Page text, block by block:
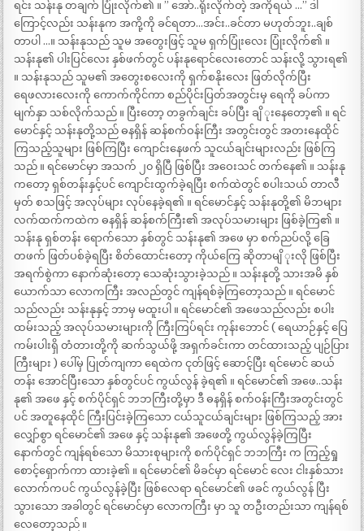
ရင်း သန်းနု တချက် ပြုံးလိုက်၏ ။ ” အော်..ရိုးလိုက်တဲ့ အကိုရယ် …” ဒါ
ကြောင့်လည်း သန်းနုက အကို့ကို ခင်ရတာ…အင်း..ခင်တာ မဟုတ်ဘူး..ချစ်
တာပါ …။ သန်းနုသည် သူမ အတွေးဖြင့် သူမ ရှက်ပြုံးလေး ပြုံးလိုက်၏ ။
သန်းနု၏ ပါးပြင်လေး နှစ်ဖက်တွင် ပန်းနုရောင်လေးတောင် သန်းလို့ သွားရ၏
။ သန်းနုသည် သူမ၏ အတွေးစလေးကို ရှက်စနိုးလေး ဖြတ်လိုက်ပြီး
ရေဖလားလေးကို ကောက်ကိုင်ကာ စည်ပိုင်းပြတ်အတွင်းမှ ရေကို ခပ်ကာ
မျက်နှာ သစ်လိုက်သည် ။ ပြီးတော့ တခွက်ချင်း ခပ်ပြီး ချိ ုးနေတော့၏ ။ ရင်
မောင်နှင့် သန်းနုတို့သည် ဓနရှိန် ဆန်စက်ဝန်းကြီး အတွင်းတွင် အတးနေထိုင်
ကြသည့်သူများ ဖြစ်ကြပြီး ကျောင်းနေဖက် သူငယ်ချင်းများလည်း ဖြစ်ကြ
သည် ။ ရင်မောင်မှာ အသက် ၂၀ ရှိပြီ ဖြစ်ပြီး အဝေးသင် တက်နေ၏ ။ သန်းနု
ကတော့ ရှစ်တန်းနှင့်ပင် ကျောင်းထွက်ခဲ့ရပြီး စက်ထဲတွင် စပါးသယ် တာလီ
မှတ် စသဖြင့် အလုပ်များ လုပ်နေခဲ့ရ၏ ။ ရင်မောင်နှင့် သန်းနုတို့၏ မိဘများ
လက်ထက်ကထဲက ဓနရှိန် ဆန်စက်ကြီး၏ အလုပ်သမားများ ဖြစ်ခဲ့ကြ၏ ။
သန်းနု ရှစ်တန်း ရောက်သော နှစ်တွင် သန်းနု၏ အဖေ မှာ စက်ညပ်လို့ ခြေ
တဖက် ဖြတ်ပစ်ခဲ့ရပြီး စိတ်ထောင်းတော့ ကိုယ်ကြေ ဆိုတာမျိ ုးလို ဖြစ်ပြီး
အရက်စွဲကာ နောက်ဆုံးတော့ သေဆုံးသွားခဲ့သည် ။ သန်းနုတို့ သားအမိ နှစ်
ယောက်သာ လောကကြီး အလည်တွင် ကျန်ရစ်ခဲ့ကြတော့သည် ။ ရင်မောင်
သည်လည်း သန်းနုနှင့် ဘာမှ မထူးပါ ။ ရင်မောင်၏ အဖေသည်လည်း စပါး
ထမ်းသည့် အလုပ်သမားများကို ကြီးကြပ်ရင်း ကုန်းဘောင် ( ရေယာဉ်နှင့် ပြေ
ကမ်းပါးရှိ တံတားတို့ကို ဆက်သွယ်ဖို့ အရှက်ခင်းကာ တင်ထားသည့် ပျဉ်ပြား
ကြီးများ ) ပေါ်မှ ပြုတ်ကျကာ ရေထဲက ငုတ်ဖြင့် ဆောင့်ပြီး ရင်မောင် ဆယ်
တန်း အောင်ပြီးသော နှစ်တွင်ပင် ကွယ်လွန် ခဲ့ရ၏ ။ ရင်မောင်၏ အဖေ..သန်း
နု၏ အဖေ နှင့် စက်ပိုင်ရှင် ဘဘကြီးတို့မှာ ဒီ ဓနရှိန် စက်ဝန်းကြီးအတွင်းတွင်
ပင် အတူနေထိုင် ကြီးပြင်းခဲ့ကြသော ငယ်သူငယ်ချင်းများ ဖြစ်ကြသည့် အား
လျှော်စွာ ရင်မောင်၏ အဖေ နှင့် သန်းနု၏ အဖေတို့ ကွယ်လွန်ခဲ့ကြပြီး
နောက်တွင် ကျန်ရစ်သော မိသားစုများကို စက်ပိုင်ရှင် ဘဘကြီး က ကြည့်ရှု
စောင့်ရှောက်ကာ ထားခဲ့၏ ။ ရင်မောင်၏ မိခင်မှာ ရင်မောင် လေး ငါးနှစ်သား
လောက်ကပင် ကွယ်လွန်ခဲ့ပြီး ဖြစ်လေရာ ရင်မောင်၏ ဖခင် ကွယ်လွန် ပြီး
သွားသော အခါတွင် ရင်မောင်မှာ လောကကြီး မှာ သူ တဦးတည်းသာ ကျန်ရစ်
လေတော့သည် ။